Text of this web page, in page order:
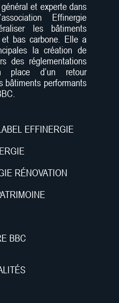
administratif
et experte dans
Effinergie
les bâtiments
bas carbone. Elle a
la création de
des réglementations
d’un retour
bâtiments performants
EFFINERGIE
RÉNOVATION
BBC